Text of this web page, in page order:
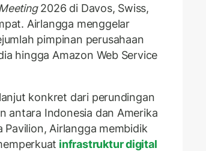
2026 di Davos, Swiss,
Airlangga menggelar
pimpinan perusahaan
hingga Amazon Web Service
konkret dari perundingan
antara Indonesia dan Amerika
Airlangga membidik
infrastruktur digital